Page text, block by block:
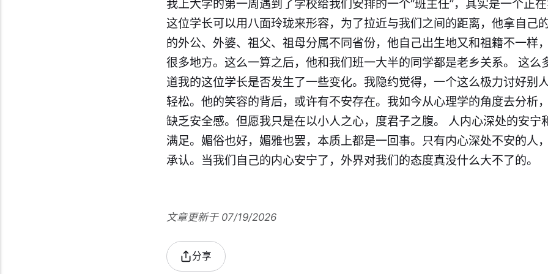
我上大学的第一周遇到了学校给我们安排的一个“班主任”，其实是一个正
这位学长可以用八面玲珑来形容，为了拉近与我们之间的距离，他拿自己
的外公、外婆、祖父、祖母分属不同省份，他自己出生地又和祖籍不一样
很多地方。这么一算之后，他和我们班一大半的同学都是老乡关系。 这么
道我的这位学长是否发生了一些变化。我隐约觉得，一个这么极力讨好别
轻松。他的笑容的背后，或许有不安存在。我如今从心理学的角度去分析
缺乏安全感。但愿我只是在以小人之心，度君子之腹。 人内心深处的安宁
满足。媚俗也好，媚雅也罢，本质上都是一回事。只有内心深处不安的人
承认。当我们自己的内心安宁了，外界对我们的态度真没什么大不了的。
文章更新于 07/19/2026
分享